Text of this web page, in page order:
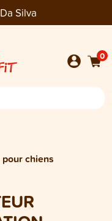
Silva
0
chiens